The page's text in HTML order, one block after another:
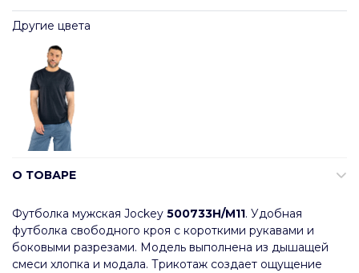
Другие цвета
О ТОВАРЕ
Футболка мужская Jockey 500733H/M11. Удобная
футболка свободного кроя с короткими рукавами и
боковыми разрезами. Модель выполнена из дышащей
смеси хлопка и модала. Трикотаж создает ощущение